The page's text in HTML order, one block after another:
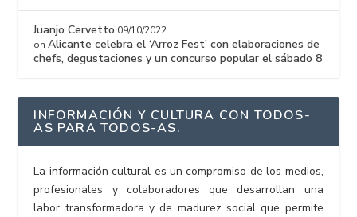
Juanjo Cervetto 09/10/2022
onAlicante celebra el ‘Arroz Fest’ con elaboraciones de
chefs, degustaciones y un concurso popular el sábado 8
INFORMACIÓN Y CULTURA CON TODOS-
AS PARA TODOS-AS.
La información cultural es un compromiso de los medios,
profesionales y colaboradores que desarrollan una
labor transformadora y de madurez social que permite